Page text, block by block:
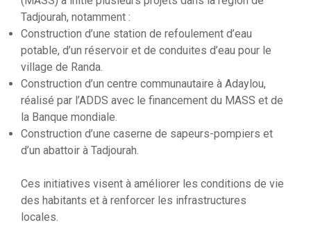
Tadjourah, notamment :
Construction d’une station de refoulement d’eau
potable, d’un réservoir et de conduites d’eau pour le
village de Randa.
Construction d’un centre communautaire à Adaylou,
réalisé par l’ADDS avec le financement du MASS et de
la Banque mondiale.
Construction d’une caserne de sapeurs-pompiers et
d’un abattoir à Tadjourah.
Ces initiatives visent à améliorer les conditions de vie
des habitants et à renforcer les infrastructures
locales.